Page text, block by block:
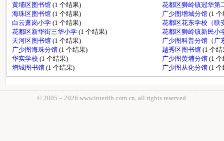
黄埔区图书馆 (1 个结果)
花都区狮岭镇冠华第
海珠区图书馆 (1 个结果) 广少图增城分馆 (1
白云萧岗小学 (1 个结果)
花都区花东学校（联
花都区新华街三华小学 (1 个结果)
花都区狮岭镇新民小
天河区图书馆 (1 个结果)
广少图科普分馆（广
广少图海珠分馆 (1 个结果) 越秀区图书馆 (1 个结
华实学校 (1 个结果) 广少图黄埔分馆 (1
增城图书馆 (1 个结果) 广少图从化分馆 (1
© 2005－ 2026 www.interlib.com.cn, all rights reserved